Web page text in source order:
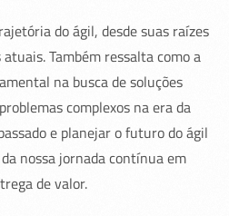
do ágil, desde suas raízes
Também ressalta como a
na busca de soluções
complexos na era da
e planejar o futuro do ágil
nossa jornada contínua em
de valor.